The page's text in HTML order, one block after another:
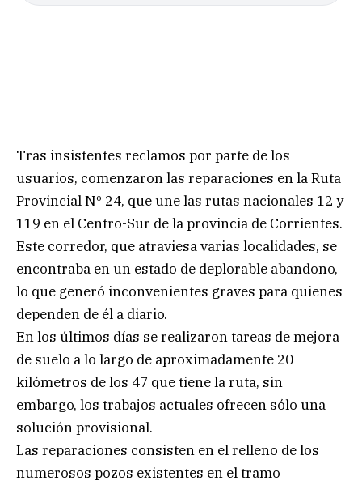
Tras insistentes reclamos por parte de los
usuarios, comenzaron las reparaciones en la Ruta
Provincial Nº 24, que une las rutas nacionales 12 y
119 en el Centro-Sur de la provincia de Corrientes.
Este corredor, que atraviesa varias localidades, se
encontraba en un estado de deplorable abandono,
lo que generó inconvenientes graves para quienes
dependen de él a diario.
En los últimos días se realizaron tareas de mejora
de suelo a lo largo de aproximadamente 20
kilómetros de los 47 que tiene la ruta, sin
embargo, los trabajos actuales ofrecen sólo una
solución provisional.
Las reparaciones consisten en el relleno de los
numerosos pozos existentes en el tramo